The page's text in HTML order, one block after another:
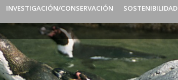
Menu
Header
ES
INVESTIGACIÓN/CONSERVACIÓN SOSTENIBILIDAD